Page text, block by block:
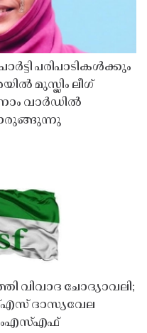
പരിപാടികൾക്കും
മുസ്ലിം ലീഗ്
വാർഡിൽ
വിവാദ ചോദ്യാവലി;
ദാസ്യവേല